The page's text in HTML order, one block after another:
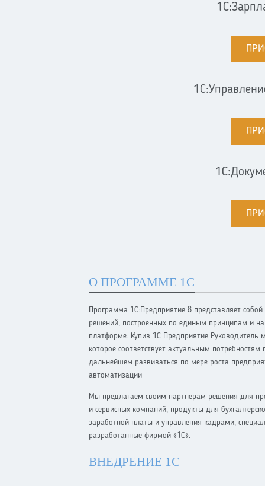
О ПРОГРАММЕ 1С
Программа 1С:Предприятие 8 представляет
решений, построенных по единым принципам и на
платформе. Купив 1С Предприятие Руководитель
которое соответствует актуальным
дальнейшем развиваться по мере роста
автоматизации
Мы предлагаем своим партнерам решения для
и сервисных компаний, продукты для
заработной платы и управления кадрами,
разработанные фирмой «1С».
ВНЕДРЕНИЕ 1С